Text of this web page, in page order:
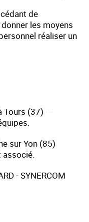
de
les moyens
réaliser un
Tours (37) –
sur Yon (85)
associé.
- SYNERCOM